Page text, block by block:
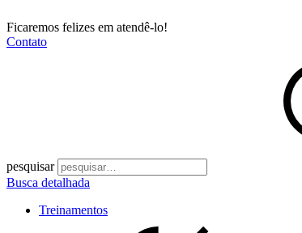
Ficaremos felizes em atendê-lo!
Contato
pesquisar
Busca detalhada
Treinamentos